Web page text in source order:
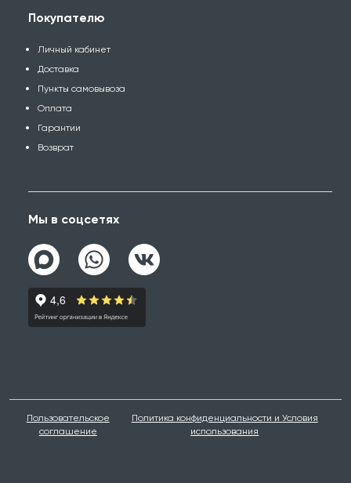
Покупателю
Личный кабинет
Доставка
Пункты самовывоза
Оплата
Гарантии
Возврат
Мы в соцсетях
Пользовательское
соглашение
Политика конфиденциальности и Условия
использования